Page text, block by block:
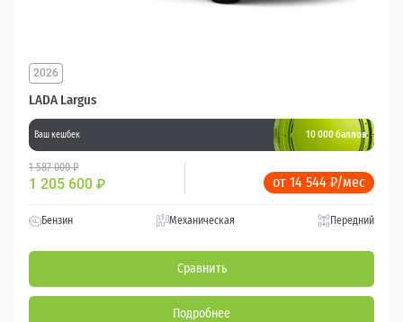
LADA Largus
2026
Ваш кешбек 10 000 баллов
1 587 000 ₽
1 205 600 ₽ от 14 544 ₽/мес
Бензин Механическая Передний
Сравнить
Подробнее